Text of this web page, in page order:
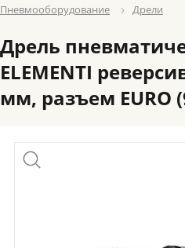
Пневмооборудование
Дрели
Дрель
ELEMENTI
мм, разъем EURO